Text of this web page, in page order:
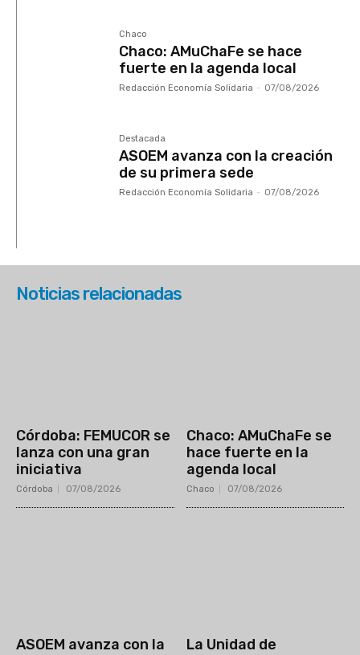
Chaco
Chaco: AMuChaFe se hace
fuerte en la agenda local
Redacción Economía Solidaria - 07/08/2026
Destacada
ASOEM avanza con la creación
de su primera sede
Redacción Economía Solidaria - 07/08/2026
Noticias relacionadas
Córdoba: FEMUCOR se
lanza con una gran
iniciativa
Córdoba 07/08/2026
Chaco: AMuChaFe se
hace fuerte en la
agenda local
Chaco 07/08/2026
ASOEM avanza con la
La Unidad de